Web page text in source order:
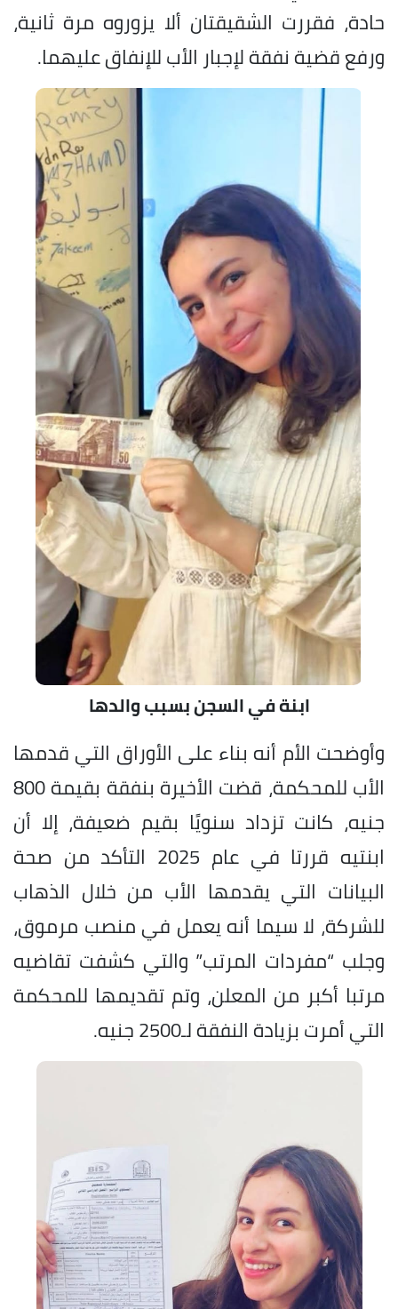
حادة، فقررت الشقيقتان ألا يزوروه مرة ثانية،
ورفع قضية نفقة لإجبار الأب للإنفاق عليهما.
ابنة في السجن بسبب والدها
وأوضحت الأم أنه بناء على الأوراق التي قدمها
الأب للمحكمة، قضت الأخيرة بنفقة بقيمة 800
جنيه، كانت تزداد سنويًا بقيم ضعيفة، إلا أن
ابنتيه قررتا في عام 2025 التأكد من صحة
البيانات التي يقدمها الأب من خلال الذهاب
للشركة، لا سيما أنه يعمل في منصب مرموق،
وجلب “مفردات المرتب” والتي كشفت تقاضيه
مرتبا أكبر من المعلن، وتم تقديمها للمحكمة
التي أمرت بزيادة النفقة لـ2500 جنيه.